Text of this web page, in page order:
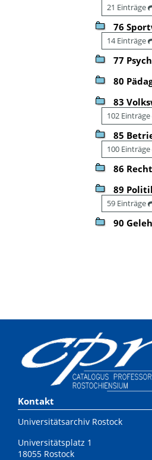
21 Einträge
76
14 Einträge
77
80
83
102 Einträge
85
100 Einträge
86 Recht
89
59 Einträge
90
Kontakt
Universitätsarchiv Rostock
Universitätsplatz 1
18055 Rostock